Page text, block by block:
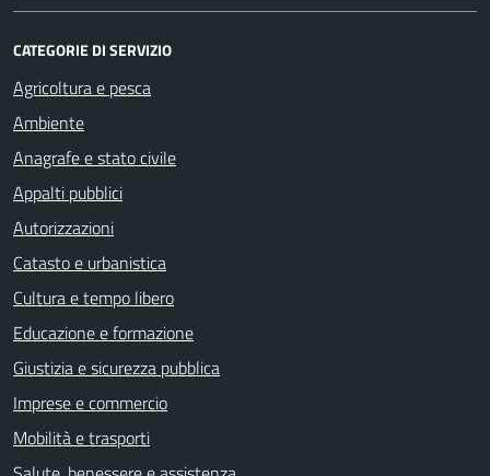
CATEGORIE DI SERVIZIO
Agricoltura e pesca
Ambiente
Anagrafe e stato civile
Appalti pubblici
Autorizzazioni
Catasto e urbanistica
Cultura e tempo libero
Educazione e formazione
Giustizia e sicurezza pubblica
Imprese e commercio
Mobilità e trasporti